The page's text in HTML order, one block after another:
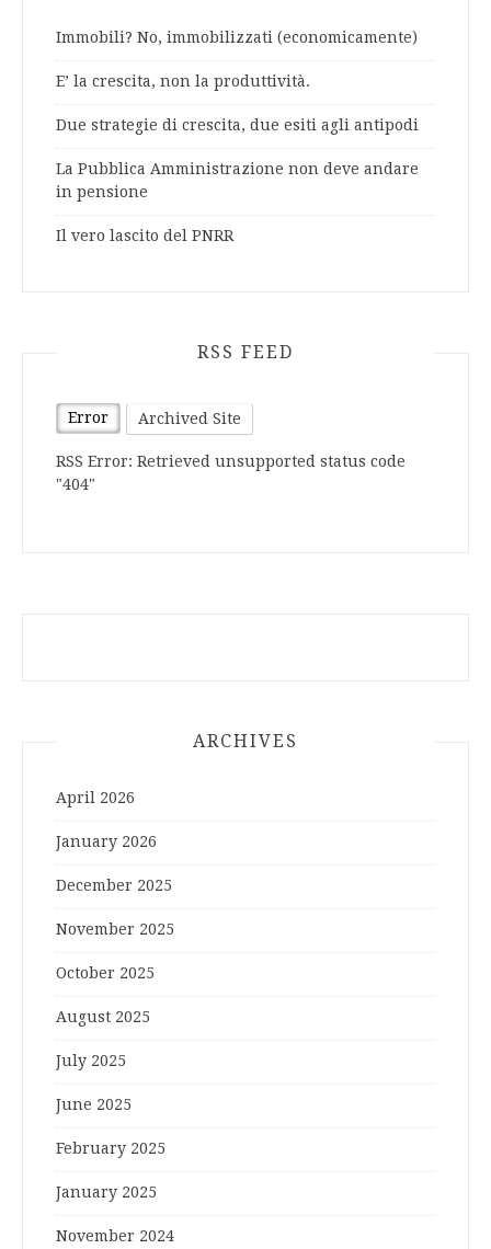
Immobili? No, immobilizzati (economicamente)
E’ la crescita, non la produttività.
Due strategie di crescita, due esiti agli antipodi
La Pubblica Amministrazione non deve andare
in pensione
Il vero lascito del PNRR
RSS FEED
Error Archived Site
RSS Error: Retrieved unsupported status code
"404"
ARCHIVES
April 2026
January 2026
December 2025
November 2025
October 2025
August 2025
July 2025
June 2025
February 2025
January 2025
November 2024